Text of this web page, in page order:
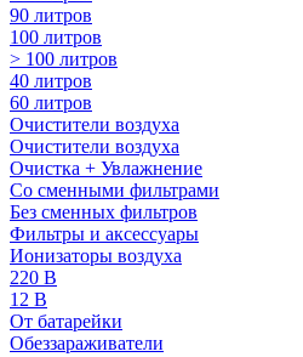
90 литров
100 литров
> 100 литров
40 литров
60 литров
Очистители воздуха
Очистители воздуха
Очистка + Увлажнение
Cо сменными фильтрами
Без сменных фильтров
Фильтры и аксессуары
Ионизаторы воздуха
220 В
12 В
От батарейки
Обеззараживатели